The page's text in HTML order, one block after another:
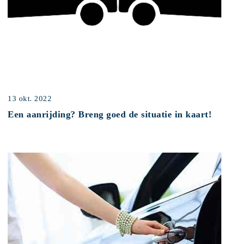
13 okt. 2022
Een aanrijding? Breng goed de situatie in kaart!